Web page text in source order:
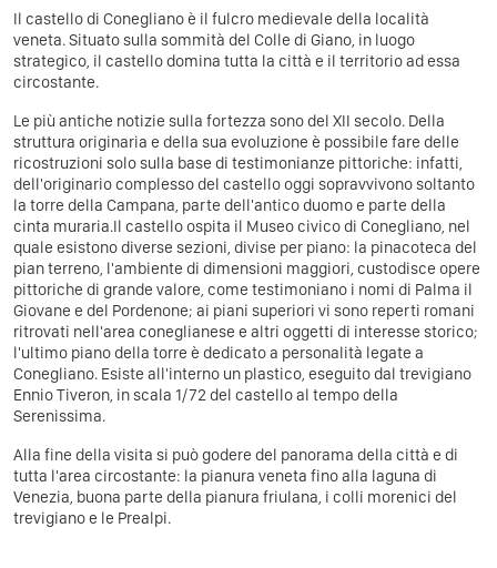
Il castello di Conegliano è il fulcro medievale della località
veneta. Situato sulla sommità del Colle di Giano, in luogo
strategico, il castello domina tutta la città e il territorio ad essa
circostante.
Le più antiche notizie sulla fortezza sono del XII secolo. Della
struttura originaria e della sua evoluzione è possibile fare delle
ricostruzioni solo sulla base di testimonianze pittoriche: infatti,
dell'originario complesso del castello oggi sopravvivono soltanto
la torre della Campana, parte dell'antico duomo e parte della
cinta muraria.Il castello ospita il Museo civico di Conegliano, nel
quale esistono diverse sezioni, divise per piano: la pinacoteca del
pian terreno, l'ambiente di dimensioni maggiori, custodisce opere
pittoriche di grande valore, come testimoniano i nomi di Palma il
Giovane e del Pordenone; ai piani superiori vi sono reperti romani
ritrovati nell'area coneglianese e altri oggetti di interesse storico;
l'ultimo piano della torre è dedicato a personalità legate a
Conegliano. Esiste all'interno un plastico, eseguito dal trevigiano
Ennio Tiveron, in scala 1/72 del castello al tempo della
Serenissima.
Alla fine della visita si può godere del panorama della città e di
tutta l'area circostante: la pianura veneta fino alla laguna di
Venezia, buona parte della pianura friulana, i colli morenici del
trevigiano e le Prealpi.